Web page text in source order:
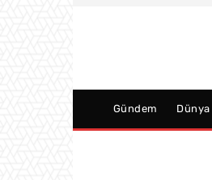
Gündem Dünya